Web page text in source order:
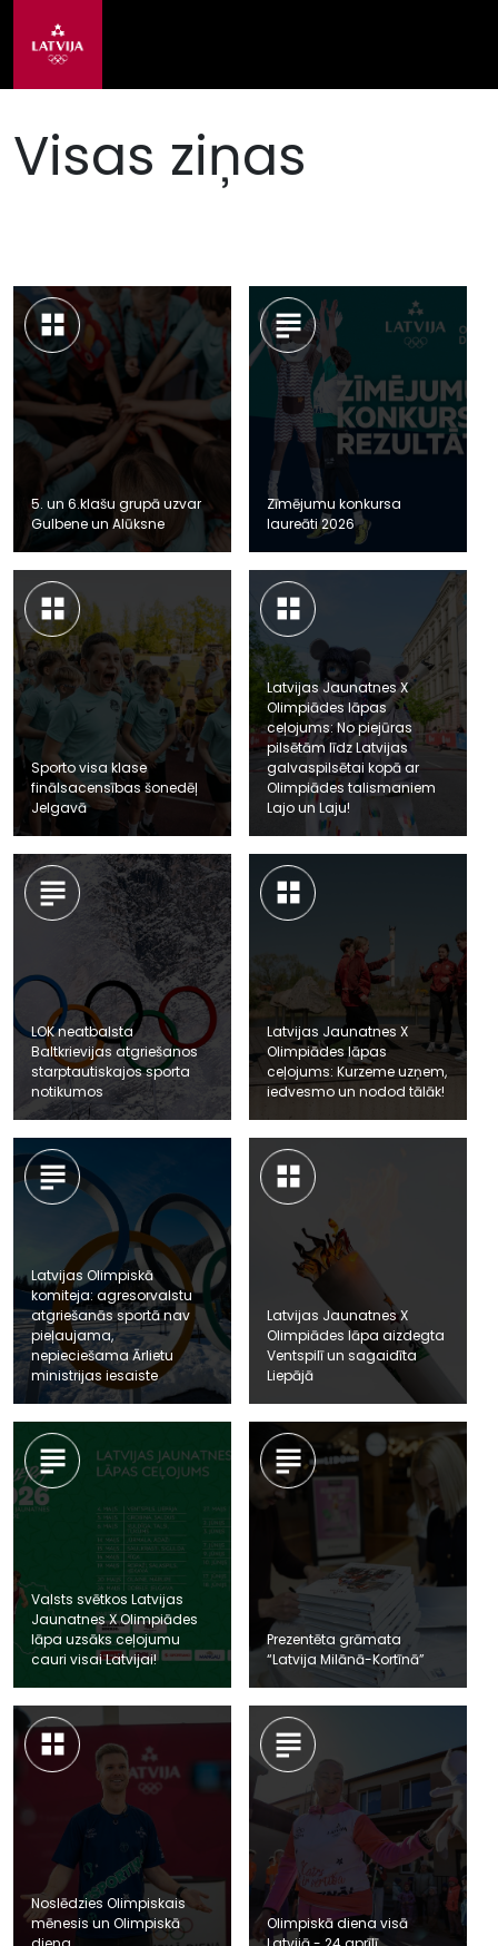
Visas ziņas
5. un 6.klašu grupā uzvar
Gulbene un Alūksne
Zīmējumu konkursa
laureāti 2026
Sporto visa klase
finālsacensības šonedēļ
Jelgavā
Latvijas Jaunatnes X
Olimpiādes lāpas
ceļojums: No piejūras
pilsētām līdz Latvijas
galvaspilsētai kopā ar
Olimpiādes talismaniem
Lajo un Laju!
LOK neatbalsta
Baltkrievijas atgriešanos
starptautiskajos sporta
notikumos
Latvijas Jaunatnes X
Olimpiādes lāpas
ceļojums: Kurzeme uzņem,
iedvesmo un nodod tālāk!
Latvijas Olimpiskā
komiteja: agresorvalstu
atgriešanās sportā nav
pieļaujama,
nepieciešama Ārlietu
ministrijas iesaiste
Latvijas Jaunatnes X
Olimpiādes lāpa aizdegta
Ventspilī un sagaidīta
Liepājā
Valsts svētkos Latvijas
Jaunatnes X Olimpiādes
lāpa uzsāks ceļojumu
cauri visai Latvijai!
Prezentēta grāmata
“Latvija Milānā-Kortīnā”
Noslēdzies Olimpiskais
mēnesis un Olimpiskā
Olimpiskā diena visā